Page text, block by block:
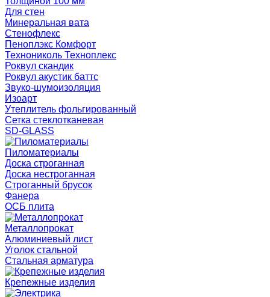
Для стен
Минеральная вата
Стенофлекс
Пеноплэкс Комфорт
Технониколь Техноплекс
Роквул скандик
Роквул акустик баттс
Звуко-шумоизоляция
Изоарт
Утеплитель фольгированный
Сетка стеклотканевая
SD-GLASS
Пиломатериалы
Доска строганная
Доска нестроганная
Строганный брусок
Фанера
ОСБ плита
Металлопрокат
Алюминиевый лист
Уголок стальной
Стальная арматура
Крепежные изделия